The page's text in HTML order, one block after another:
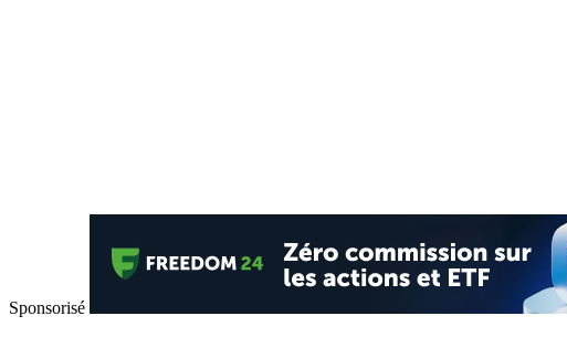
Sponsorisé